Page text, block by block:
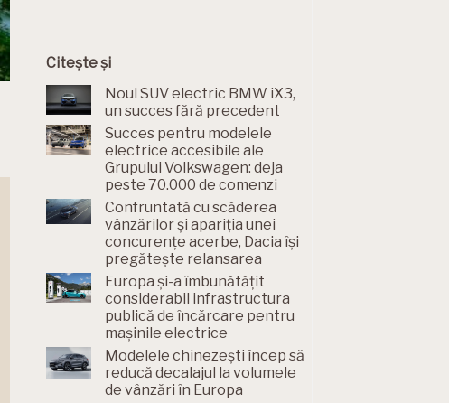
Citește și
Noul SUV electric BMW iX3,
un succes fără precedent
Succes pentru modelele
electrice accesibile ale
Grupului Volkswagen: deja
peste 70.000 de comenzi
Confruntată cu scăderea
vânzărilor și apariția unei
concurențe acerbe, Dacia își
pregătește relansarea
Europa și-a îmbunătățit
considerabil infrastructura
publică de încărcare pentru
mașinile electrice
Modelele chinezești încep să
reducă decalajul la volumele
de vânzări în Europa